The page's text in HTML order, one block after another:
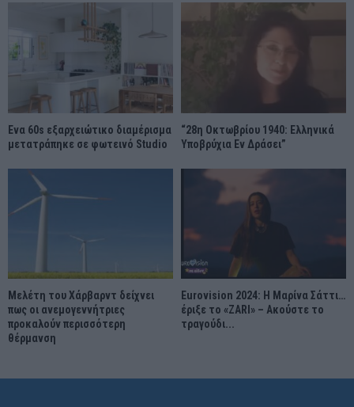
Ένα 60s εξαρχειώτικο διαμέρισμα
μετατράπηκε σε φωτεινό Studio
“28η Οκτωβρίου 1940: Ελληνικά
Υποβρύχια Εν Δράσει”
Μελέτη του Χάρβαρντ δείχνει
πως οι ανεμογεννήτριες
προκαλούν περισσότερη
θέρμανση
Eurovision 2024: Η Μαρίνα Σάττι…
έριξε το «ZARI» – Ακούστε το
τραγούδι...